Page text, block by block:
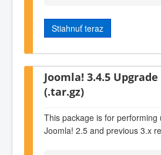
Stiahnuť teraz
Joomla! 3.4.5 Upgrade
(.tar.gz)
This package is for performing
Joomla! 2.5 and previous 3.x